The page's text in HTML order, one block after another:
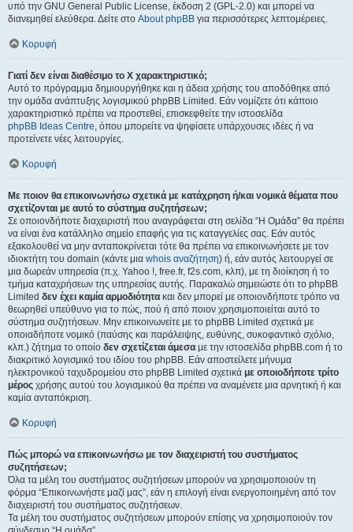
υπό την GNU General Public License, έκδοση 2 (GPL-2.0) και μπορεί να
διανεμηθεί ελεύθερα. Δείτε στο About phpBB για περισσότερες λεπτομέρειες.
Κορυφή
Γιατί δεν είναι διαθέσιμο το Χ χαρακτηριστικό;
Αυτό το πρόγραμμα δημιουργήθηκε και η άδεια χρήσης του αποδόθηκε από
την ομάδα ανάπτυξης λογισμικού phpBB Limited. Εάν νομίζετε ότι κάποιο
χαρακτηριστικό πρέπει να προστεθεί, επισκεφθείτε την ιστοσελίδα
phpBB Ideas Centre, όπου μπορείτε να ψηφίσετε υπάρχουσες ιδέες ή να
προτείνετε νέες λειτουργίες.
Κορυφή
Με ποιον θα επικοινωνήσω σχετικά με κατάχρηση ή/και νομικά θέματα που
σχετίζονται με αυτό το σύστημα συζητήσεων;
Σε οποιονδήποτε διαχειριστή που αναγράφεται στη σελίδα “Η Ομάδα” θα πρέπει
να είναι ένα κατάλληλο σημείο επαφής για τις καταγγελίες σας. Εάν αυτός
εξακολουθεί να μην ανταποκρίνεται τότε θα πρέπει να επικοινωνήσετε με τον
ιδιοκτήτη του domain (κάντε μια whois αναζήτηση) ή, εάν αυτός λειτουργεί σε
μια δωρεάν υπηρεσία (π.χ. Yahoo !, free.fr, f2s.com, κλπ), με τη διοίκηση ή το
τμήμα καταχρήσεων της υπηρεσίας αυτής. Παρακαλώ σημειώστε ότι το phpBB
Limited δεν έχει καμία αρμοδιότητα και δεν μπορεί με οποιονδήποτε τρόπο να
θεωρηθεί υπεύθυνο για το πώς, πού ή από ποιον χρησιμοποιείται αυτό το
σύστημα συζητήσεων. Μην επικοινωνείτε με το phpBB Limited σχετικά με
οποιαδήποτε νομικό (παύσης και παράλειψης, ευθύνης, συκοφαντικό σχόλιο,
κλπ.) ζήτημα το οποίο δεν σχετίζεται άμεσα με την ιστοσελίδα phpBB.com ή το
διακριτικό λογισμικό του ιδίου του phpBB. Εάν αποστείλετε μήνυμα
ηλεκτρονικού ταχυδρομείου στο phpBB Limited σχετικά με οποιοδήποτε τρίτο
μέρος χρήσης αυτού του λογισμικού θα πρέπει να αναμένετε μια αρνητική ή και
καμία ανταπόκριση.
Κορυφή
Πώς μπορώ να επικοινωνήσω με τον διαχειριστή του συστήματος
συζητήσεων;
Όλα τα μέλη του συστήματος συζητήσεων μπορούν να χρησιμοποιούν τη
φόρμα “Επικοινωνήστε μαζί μας”, εάν η επιλογή είναι ενεργοποιημένη από τον
διαχειριστή του συστήματος συζητήσεων.
Τα μέλη του συστήματος συζητήσεων μπορούν επίσης να χρησιμοποιούν τον